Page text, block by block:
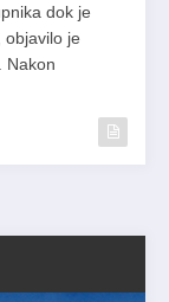
dok je
objavilo je
Nakon